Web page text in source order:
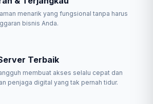
menarik yang fungsional tanpa harus
bisnis Anda.
Terbaik
membuat akses selalu cepat dan
penjaga digital yang tak pernah tidur.